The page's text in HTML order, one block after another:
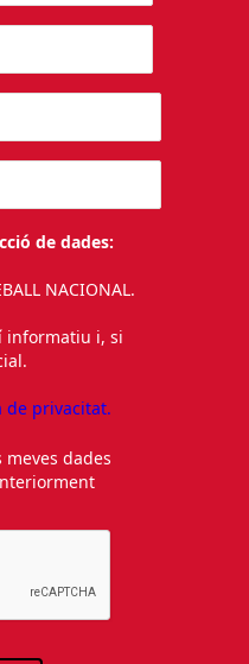
de dades:
NACIONAL.
informatiu i, si
de privacitat.
dades